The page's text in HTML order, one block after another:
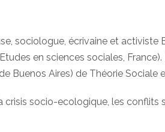
sociologue, écrivaine et
en sciences sociales,
Buenos Aires) de Théorie Sociale
crisis socio-ecologique, les